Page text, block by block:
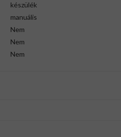
készülék
manuális
Nem
Nem
Nem